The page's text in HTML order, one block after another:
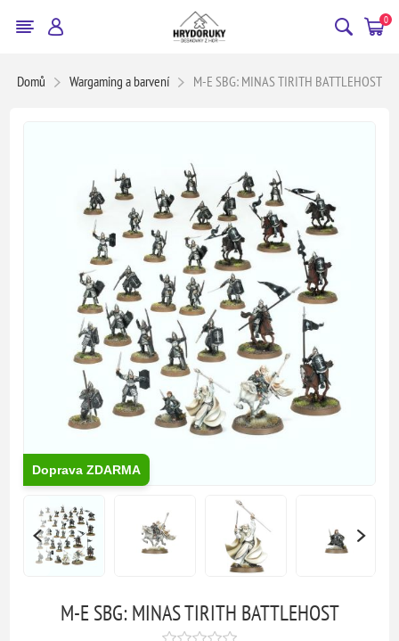
0
Domů Wargaming a barvení M-E SBG: MINAS TIRITH BATTLEHOST
Doprava ZDARMA
M-E SBG: MINAS TIRITH BATTLEHOST